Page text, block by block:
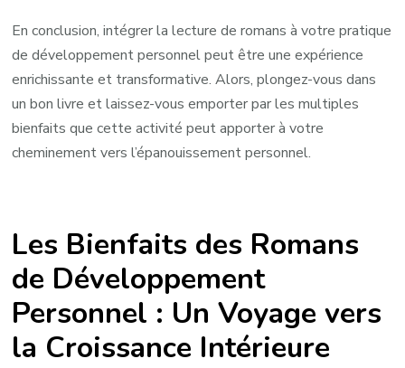
En conclusion, intégrer la lecture de romans à votre pratique
de développement personnel peut être une expérience
enrichissante et transformative. Alors, plongez-vous dans
un bon livre et laissez-vous emporter par les multiples
bienfaits que cette activité peut apporter à votre
cheminement vers l’épanouissement personnel.
Les Bienfaits des Romans
de Développement
Personnel : Un Voyage vers
la Croissance Intérieure